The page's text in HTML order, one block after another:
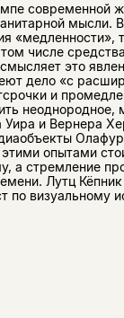
современной
мысли. В
«медленности»,
числе
это
дело «с
и
неоднородное,
и Вернера
опытами
а стремление
Лутц
по визуальному